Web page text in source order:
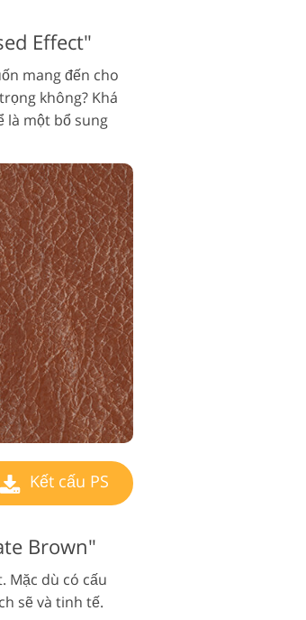
Effect"
mang đến cho
không? Khá
là một bổ sung
Kết cấu PS
Brown"
Mặc dù có cấu
sẽ và tinh tế.